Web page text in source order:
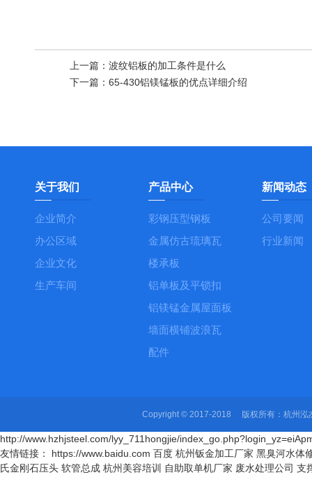
上一篇： 波纹铝板的加工条件是什么
下一篇： 65-430铝镁锰板的优点详细介绍
关于我们
企业简介
办公区域
企业文化
生产车间
产品中心
彩钢压型钢板
金属仿古琉璃瓦
楼承板
铝单板及平锁扣
铝镁锰金属屋面板
墙面横铺波浪瓦
配件
新闻动态
公司要闻
行业新闻
Copyright © 2017-2018 版权所有：杭州泓
http://www.hzhjsteel.com/lyy_711hongjie/
友情链接： https://www.baidu.com 百度 杭州钣金加工厂家 黑臭河水体
氏金刚石压头 软管总成 杭州美容培训 自助取单机厂家 废水处理公司 支